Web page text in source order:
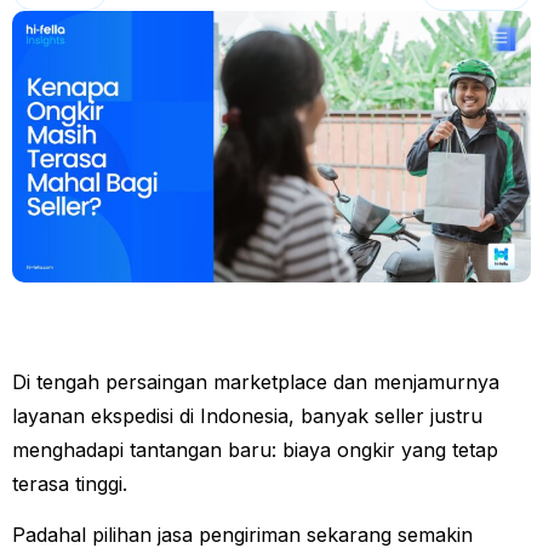
Di tengah persaingan marketplace dan menjamurnya
layanan ekspedisi di Indonesia, banyak seller justru
menghadapi tantangan baru: biaya ongkir yang tetap
terasa tinggi.
Padahal pilihan jasa pengiriman sekarang semakin